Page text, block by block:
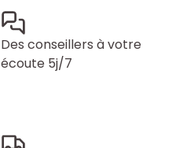
Des conseillers à votre
écoute 5j/7